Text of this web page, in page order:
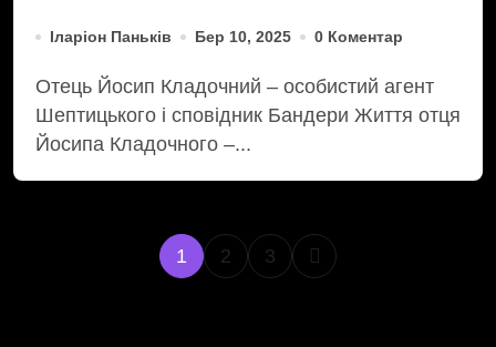
Іларіон Паньків Бер 10, 2025 0 Коментар
Отець Йосип Кладочний – особистий агент
Шептицького і сповідник Бандери Життя отця
Йосипа Кладочного –...
Пагінація
1 2 3